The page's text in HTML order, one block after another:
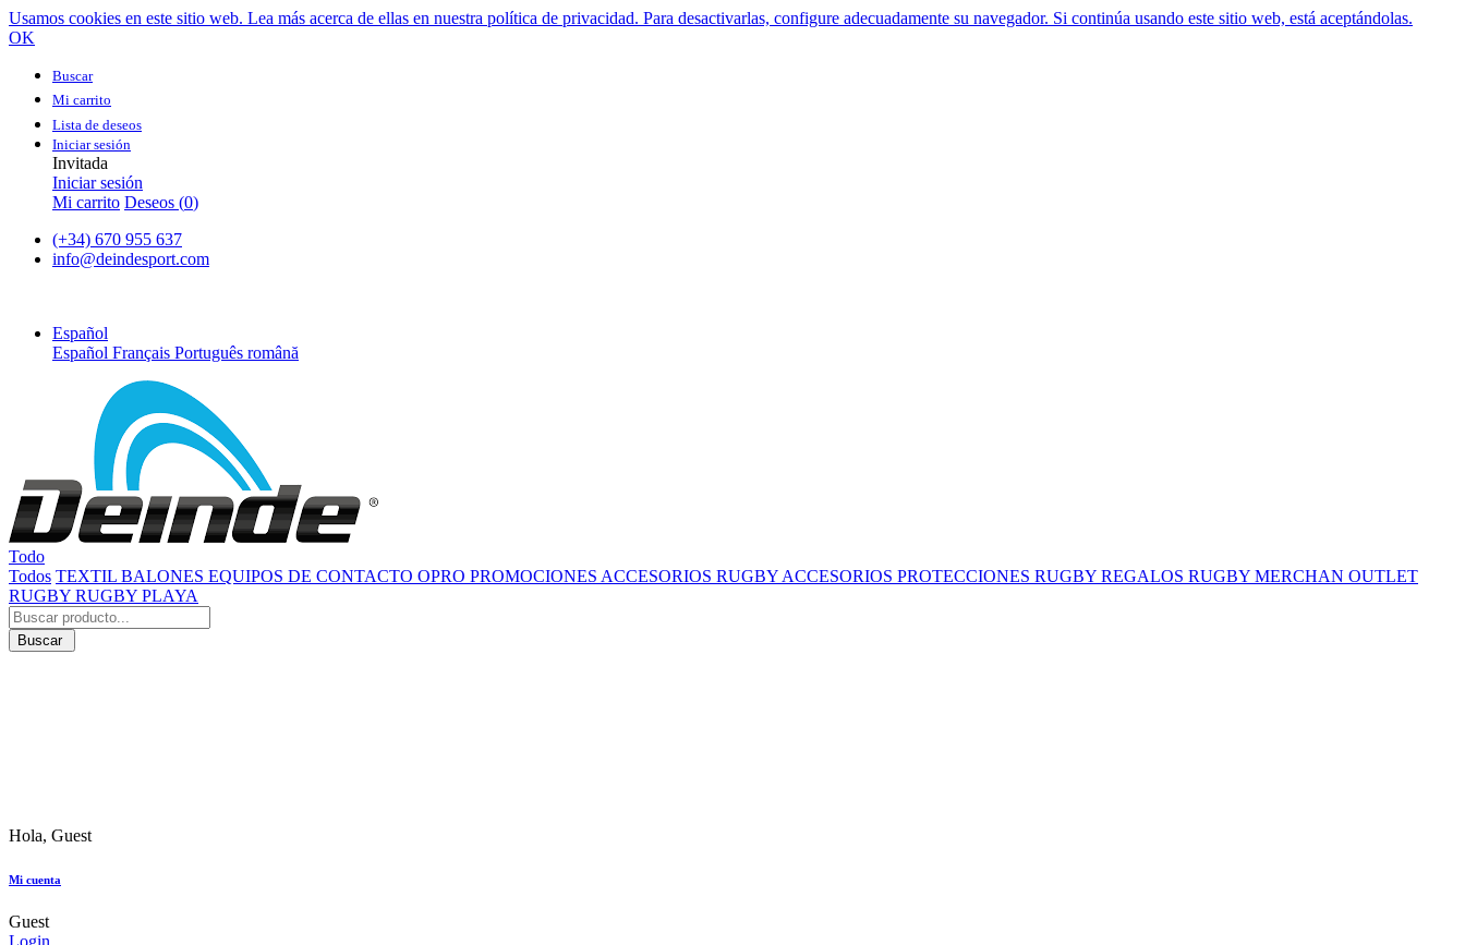
Usamos cookies en este sitio web. Lea más acerca de ellas en nuestra política de privacidad. Para desactivarlas, configure adecuadamente su navegador. Si continúa usando este sitio web, está aceptándolas.
OK
Buscar
Mi carrito
Lista de deseos
Iniciar sesión
Invitada
Iniciar sesión
Mi carrito Deseos (0)
(+34) 670 955 637
info@deindesport.com
Español
Español Français Português română
Todo
Todos TEXTIL BALONES EQUIPOS DE CONTACTO OPRO PROMOCIONES ACCESORIOS RUGBY ACCESORIOS PROTECCIONES RUGBY REGALOS RUGBY MERCHAN OUTLET
RUGBY RUGBY PLAYA
Buscar
Hola, Guest
Mi cuenta
Guest